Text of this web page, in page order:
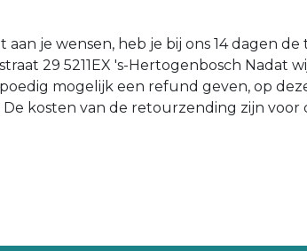
je wensen, heb je bij ons 14 dagen de
29 5211EX 's-Hertogenbosch Nadat
mogelijk een refund geven, op
kosten van de retourzending zijn voor